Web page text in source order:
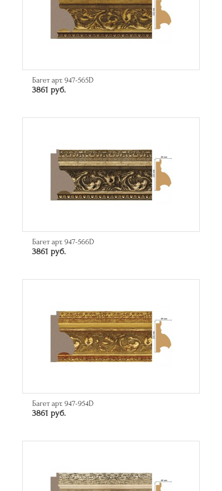
Багет арт. 947-565D
3861 руб.
Багет арт. 947-566D
3861 руб.
Багет арт. 947-954D
3861 руб.